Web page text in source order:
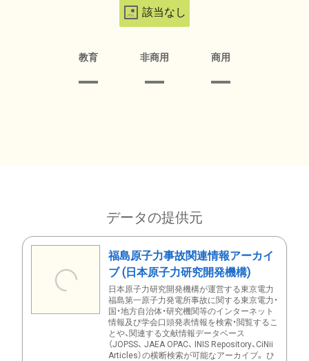
該当なし
教育 非商用 商用
データの提供元
福島原子力事故関連情報アーカイ
ブ (日本原子力研究開発機構)
日本原子力研究開発機構が運営する東京電力
福島第一原子力発電所事故に関する東京電力・
国・地方自治体・研究機関等のインターネット
情報及び学会口頭発表情報を検索・閲覧するこ
とや、関連する文献情報データベース
（JOPSS、 JAEA OPAC、 INIS Repository、CiNii
Articles）の横断検索が可能なアーカイブ。 ひ